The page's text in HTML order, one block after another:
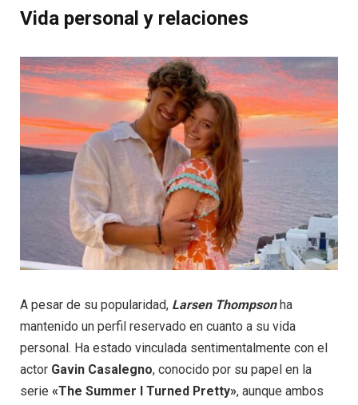
Vida personal y relaciones
A pesar de su popularidad, Larsen Thompsonha
mantenido un perfil reservado en cuanto a su vida
personal. Ha estado vinculada sentimentalmente con el
actor Gavin Casalegno, conocido por su papel en la
serie «The Summer I Turned Pretty», aunque ambos